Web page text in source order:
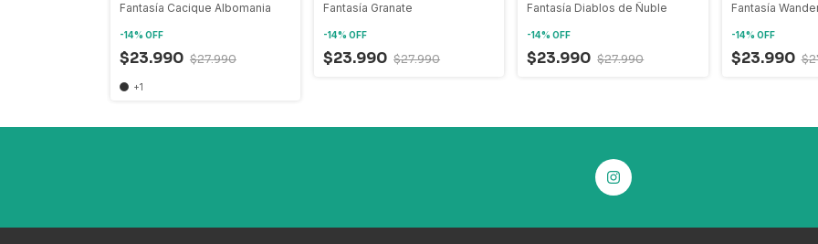
Fantasía Cacique Albomania
-14% OFF
$23.990 $27.990
+1
Fantasía Granate
-14%OFF
$23.990 $27.990
Fantasía Diablos de Ñuble
-14%OFF
$23.990 $27.990
Fantasía
-14% OFF
$23.990